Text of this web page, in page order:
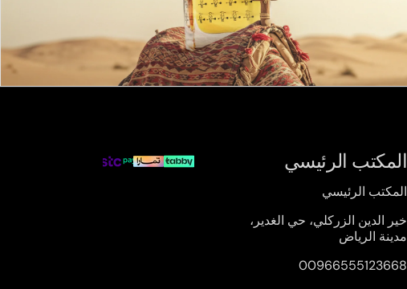
المكتب الرئيسي
المكتب الرئيسي
خير الدين الزركلي، حي الغدير،
مدينة الرياض
00966555123668